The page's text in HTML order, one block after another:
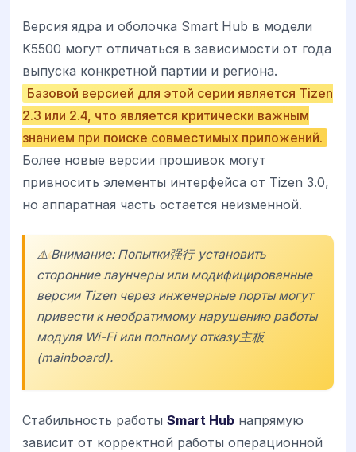
Версия ядра и оболочка Smart Hub в модели
K5500 могут отличаться в зависимости от года
выпуска конкретной партии и региона.
Базовой версией для этой серии является Tizen
2.3 или 2.4, что является критически важным
знанием при поиске совместимых приложений.
Более новые версии прошивок могут
привносить элементы интерфейса от Tizen 3.0,
но аппаратная часть остается неизменной.
⚠️ Внимание: Попытки强行 установить
сторонние лаунчеры или модифицированные
версии Tizen через инженерные порты могут
привести к необратимому нарушению работы
модуля Wi-Fi или полному отказу主板
(mainboard).
Стабильность работы Smart Hub напрямую
зависит от корректной работы операционной